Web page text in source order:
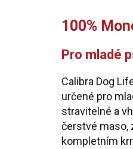
100%
Pro mladé
Calibra Dog
určené pro
stravitelné a
čerstvé maso,
kompletním